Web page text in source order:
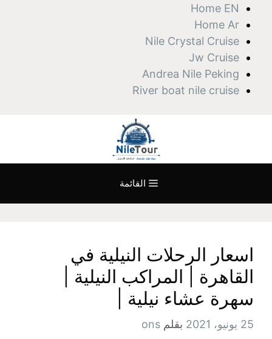
انتقل
المحتوى
Home EN
Home Ar
Nile Crystal Cruise
Jw Cruise
Andrea Nile Peking
River boat nile cruise
القائمة
اسعار الرحلات النيلية في
القاهرة | المراكب النيلية |
سهرة عشاء نيلية |
25 يونيو، 2021 بقلم ons